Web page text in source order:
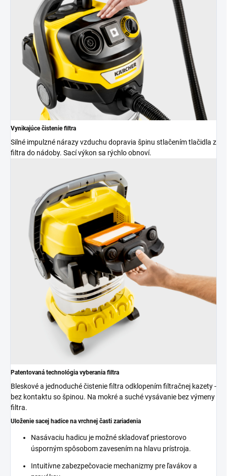
Vynikajúce čistenie filtra
Silné impulzné nárazy vzduchu dopravia špinu stlačením tlačidla z
filtra do nádoby. Sací výkon sa rýchlo obnoví.
Patentovaná technológia vyberania filtra
Bleskové a jednoduché čistenie filtra odklopením filtračnej kazety -
bez kontaktu so špinou. Na mokré a suché vysávanie bez výmeny
filtra.
Uloženie sacej hadice na vrchnej časti zariadenia
Nasávaciu hadicu je možné skladovať priestorovo
úsporným spôsobom zavesením na hlavu prístroja.
Intuitívne zabezpečovacie mechanizmy pre ľavákov a